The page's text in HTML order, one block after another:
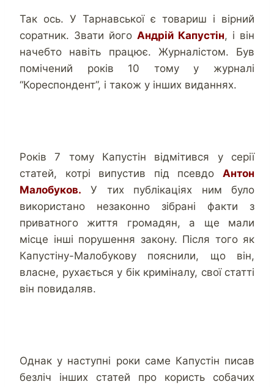
Так ось. У Тарнавської є товариш і вірний
соратник. Звати його Андрій Капустін, і він
начебто навіть працює. Журналістом. Був
помічений років 10 тому у журналі
“Кореспондент”, і також у інших виданнях.
Років 7 тому Капустін відмітився у серії
статей, котрі випустив під псевдо Антон
Малобуков. У тих публікаціях ним було
використано незаконно зібрані факти з
приватного життя громадян, а ще мали
місце інші порушення закону. Після того як
Капустіну-Малобукову пояснили, що він,
власне, рухається у бік криміналу, свої статті
він повидаляв.
Однак у наступні роки саме Капустін писав
безліч інших статей про користь собачих